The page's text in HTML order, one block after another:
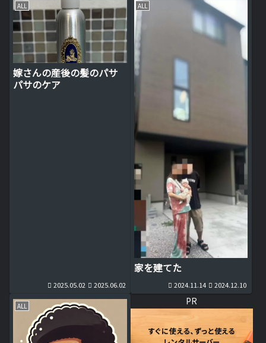
ALL
嫁さんの産後の髪のパサ
パサのケア
2025.05.02 2025.06.02
ALL
家を建てた
2024.11.14 2024.12.10
ALL PR